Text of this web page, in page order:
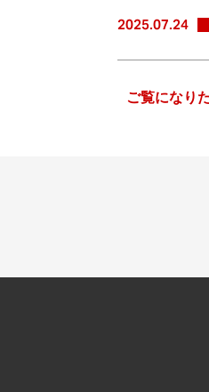
2025.07.24